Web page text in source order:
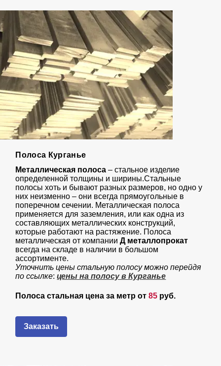
Полоса Курганье
Металлическая полоса – стальное изделие
определенной толщины и ширины.Стальные
полосы хоть и бывают разных размеров, но одно у
них неизменно – они всегда прямоугольные в
поперечном сечении. Металлическая полоса
применяется для заземления, или как одна из
составляющих металлических конструкций,
которые работают на растяжение. Полоса
металлическая от компанииД металлопрокат
всегда на складе в наличии в большом
ассортименте.
Уточнить цены стальную полосу можно перейдя
по ссылке: цены на полосу в Курганье
Полоса стальная цена за метр от85 руб.
Заказать